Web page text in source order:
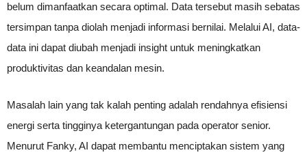
belum dimanfaatkan secara optimal. Data tersebut masih sebatas
tersimpan tanpa diolah menjadi informasi bernilai. Melalui AI, data-
data ini dapat diubah menjadi insight untuk meningkatkan
produktivitas dan keandalan mesin.
Masalah lain yang tak kalah penting adalah rendahnya efisiensi
energi serta tingginya ketergantungan pada operator senior.
Menurut Fanky, AI dapat membantu menciptakan sistem yang